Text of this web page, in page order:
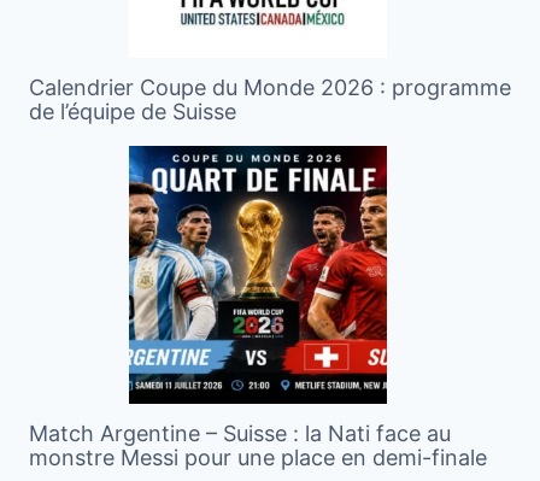
Calendrier Coupe du Monde 2026 : programme
de l’équipe de Suisse
Match Argentine – Suisse : la Nati face au
monstre Messi pour une place en demi-finale